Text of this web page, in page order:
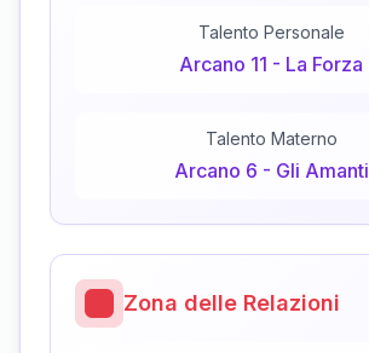
Talento Personale
Arcano 11 - La Forza
Talento Materno
Arcano 6 - Gli Amanti
Zona delle Relazioni